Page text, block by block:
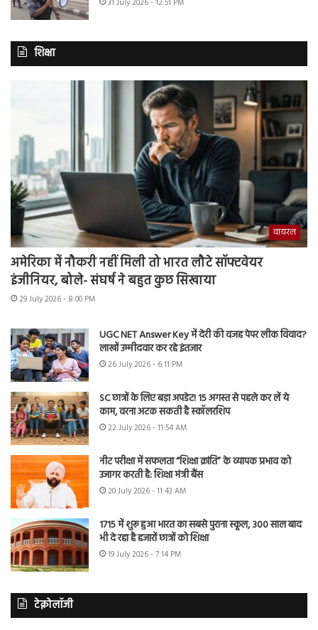
शिक्षा
वायरल
अमेरिका में नौकरी नहीं मिली तो भारत लौटे सॉफ्टवेयर
इंजीनियर, बोले- संघर्ष ने बहुत कुछ सिखाया
29 July 2026 - 8:00 PM
UGC NET Answer Key में देरी की वजह पेपर लीक विवाद?
लाखों उम्मीदवार कर रहे इंतजार
26 July 2026 - 6:11 PM
SC छात्रों के लिए बड़ा अपडेट! 15 अगस्त से पहले कर लें ये
काम, वरना अटक सकती है स्कॉलरशिप
22 July 2026 - 11:54 AM
नीट परीक्षा में सफलता “शिक्षा क्रांति” के व्यापक प्रभाव को
उजागर करती है: शिक्षा मंत्री बैंस
20 July 2026 - 11:43 AM
1715 में शुरू हुआ भारत का सबसे पुराना स्कूल, 300 साल बाद
भी दे रहा है हजारों छात्रों को शिक्षा
19 July 2026 - 7:14 PM
टेक्नोलॉजी